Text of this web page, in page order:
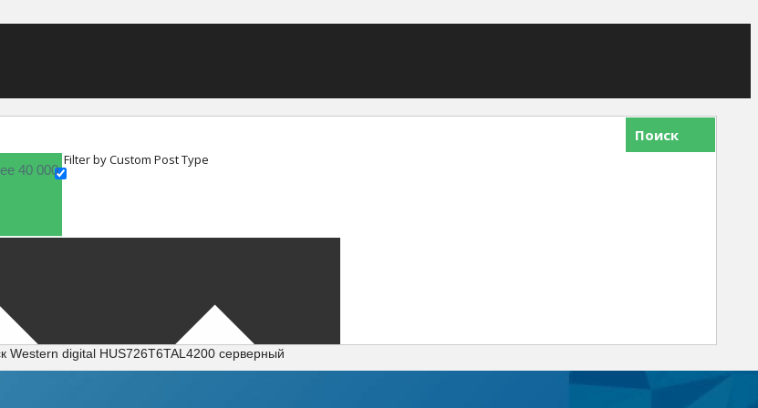
Поиск
Filter by Custom Post Type
Western digital HUS726T6TAL4200 серверный